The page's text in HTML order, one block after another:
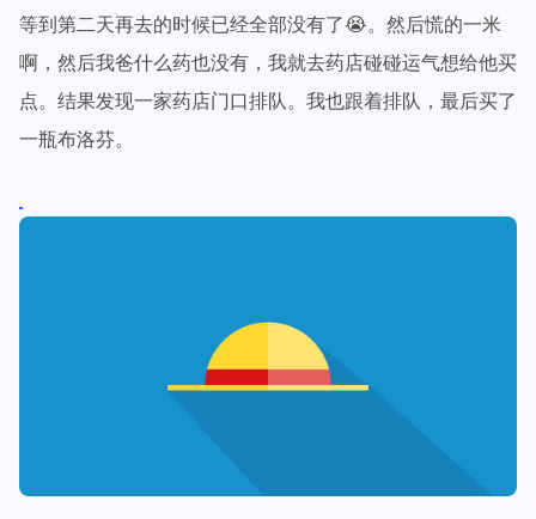
等到第二天再去的时候已经全部没有了😭。然后慌的一米
啊，然后我爸什么药也没有，我就去药店碰碰运气想给他买
点。结果发现一家药店门口排队。我也跟着排队，最后买了
一瓶布洛芬。